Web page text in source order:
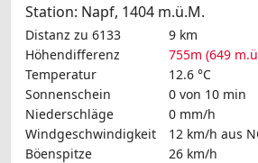
Station: Napf, 1404 m.ü.M.
Distanz zu 6133
9 km
Höhendifferenz
755m (649
Temperatur
12.6 °C
Sonnenschein
0 von 10 min
Niederschläge
0 mm/h
Windgeschwindigkeit
12 km/h aus
Böenspitze
26 km/h